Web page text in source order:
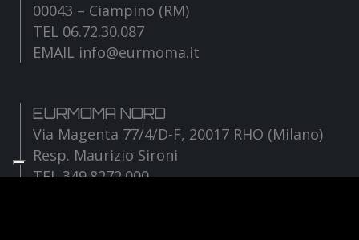
00043 – Ciampino (RM)
TEL 06.72.30.087
EMAIL info@eurmoma.it
EURMOMA NORD
Via Magenta 77/4/D-F, 20017 RHO (Milano)
Resp. Maurizio Sironi
TEL 349.8272.000